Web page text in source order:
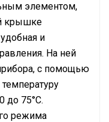
элементом,
крышке
и
На ней
с помощью
до 75°С.
режима